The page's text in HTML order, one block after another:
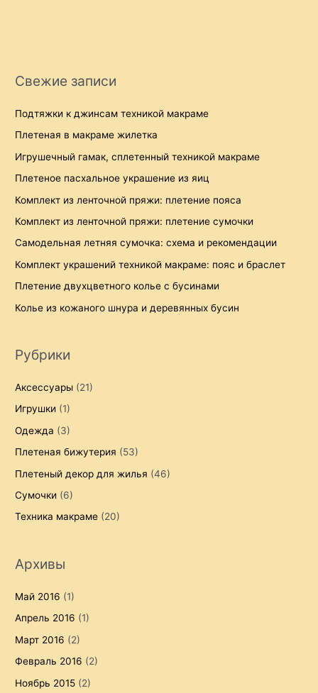
fСвежие записи
Подтяжки к джинсам техникой макраме
Плетеная в макраме жилетка
Игрушечный гамак, сплетенный техникой макраме
Плетеное пасхальное украшение из яиц
Комплект из ленточной пряжи: плетение пояса
Комплект из ленточной пряжи: плетение сумочки
Самодельная летняя сумочка: схема и рекомендации
Комплект украшений техникой макраме: пояс и браслет
Плетение двухцветного колье с бусинами
Колье из кожаного шнура и деревянных бусин
Рубрики
Аксессуары (21)
Игрушки (1)
Одежда (3)
Плетеная бижутерия (53)
Плетеный декор для жилья (46)
Сумочки (6)
Техника макраме (20)
Архивы
Май 2016 (1)
Апрель 2016 (1)
Март 2016 (2)
Февраль 2016 (2)
Ноябрь 2015 (2)